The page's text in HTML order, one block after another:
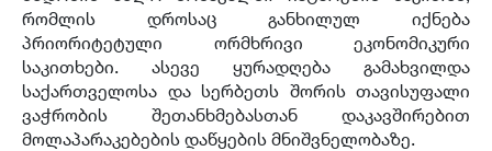
რომლის დროსაც განხილულ იქნება
პრიორიტეტული ორმხრივი ეკონომიკური
საკითხები. ასევე ყურადღება გამახვილდა
საქართველოსა და სერბეთს შორის თავისუფალი
ვაჭრობის შეთანხმებასთან დაკავშირებით
მოლაპარაკებების დაწყების მნიშვნელობაზე.